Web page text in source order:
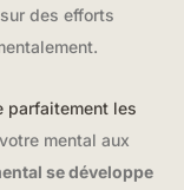
des efforts
parfaitement les
mental aux
se développe